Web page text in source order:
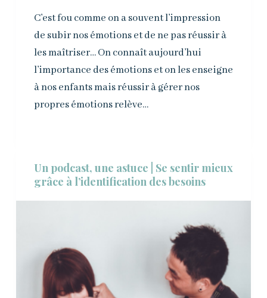
C’est fou comme on a souvent l’impression
de subir nos émotions et de ne pas réussir à
les maîtriser… On connaît aujourd’hui
l’importance des émotions et on les enseigne
à nos enfants mais réussir à gérer nos
propres émotions relève…
Un podcast, une astuce | Se sentir mieux
grâce à l’identification des besoins